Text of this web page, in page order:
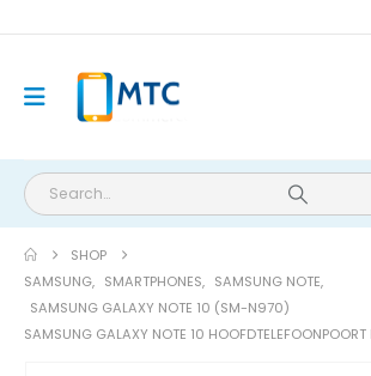
SHOP
SAMSUNG, SMARTPHONES, SAMSUNG NOTE,
SAMSUNG GALAXY NOTE 10 (SM-N970)
SAMSUNG GALAXY NOTE 10 HOOFDTELEFOONPOORT